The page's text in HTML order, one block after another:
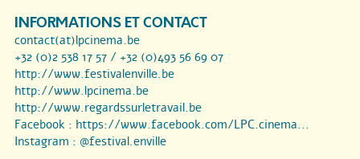
INFORMATIONS ET CONTACT
contact(at)lpcinema.be
+32 (0)2 538 17 57 / +32 (0)493 56 69 07
http://www.festivalenville.be
http://www.lpcinema.be
http://www.regardssurletravail.be
Facebook : https://www.facebook.com/LPC.cinema...
Instagram : @festival.enville